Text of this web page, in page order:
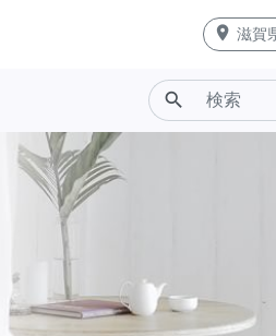
place 滋賀
search